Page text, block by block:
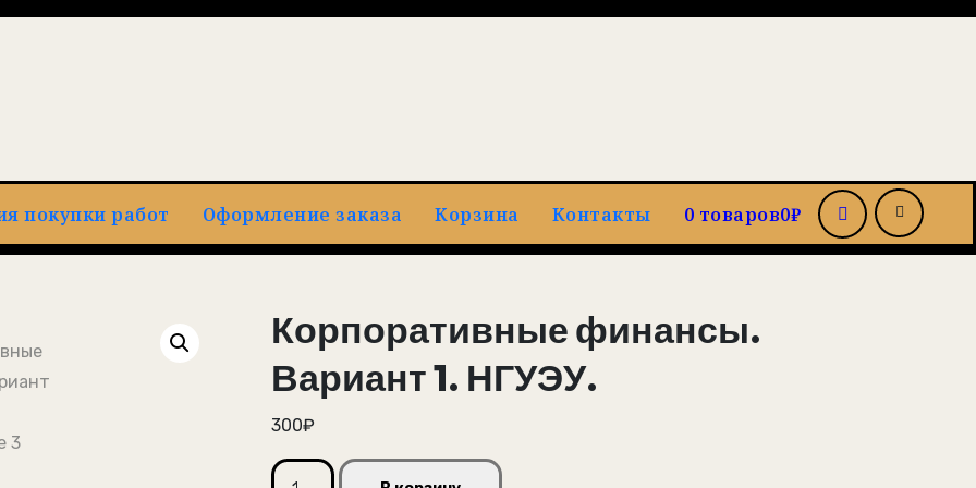
покупки работ Оформление заказа Корзина Контакты 0 товаров0₽
Корпоративные финансы.
Вариант 1. НГУЭУ.
300₽
Количество